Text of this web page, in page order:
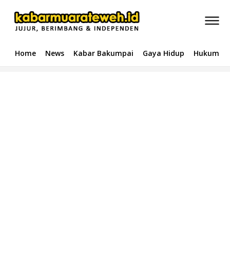
Home News Kabar Bakumpai Gaya Hidup Hukum &